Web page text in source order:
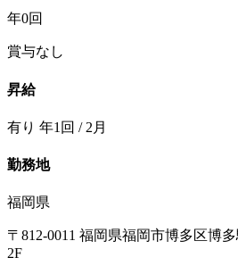
年0回
賞与なし
昇給
有り 年1回 / 2月
勤務地
福岡県
〒812-0011 福岡県福岡市博多区博
2F